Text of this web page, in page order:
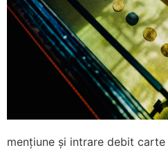
mențiune și intrare debit